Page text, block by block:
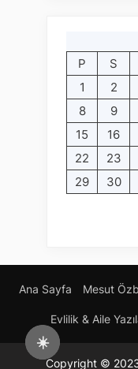
☀️
P
S
1
2
8
9
15
16
22
23
29
30
Ana Sayfa Mesut
Evlilik & Aile
Copyright ©